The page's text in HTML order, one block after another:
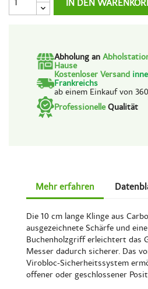
IN DEN
Abholung an
Hause
Kostenloser Versand
Frankreichs
ab einem Einkauf von
ProfessionelleQualität
Mehr erfahren
Die 10 cm lange Klinge aus
ausgezeichnete Schärfe und
Buchenholzgriff erleichtert das
Messer dadurch sicherer. Das
Virobloc-Sicherheitssystem
offener oder geschlossener